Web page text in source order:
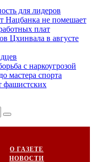
для лидеров
Нацбанка не помешает
плат
Цхинвала в августе
с наркоугрозой
мастера спорта
фашистских
О ГАЗЕТЕ
НОВОСТИ